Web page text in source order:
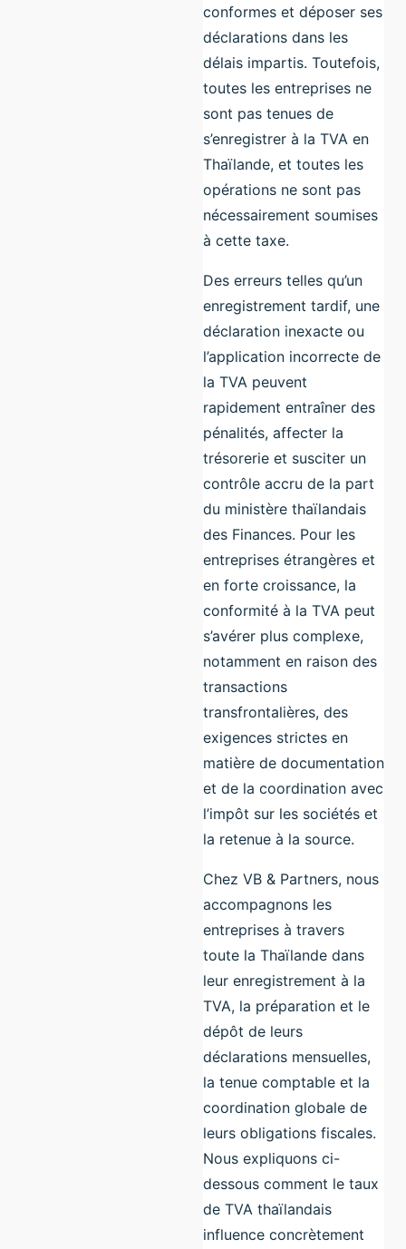
conformes et déposer ses
déclarations dans les
délais impartis. Toutefois,
toutes les entreprises ne
sont pas tenues de
s’enregistrer à la TVA en
Thaïlande, et toutes les
opérations ne sont pas
nécessairement soumises
à cette taxe.
Des erreurs telles qu’un
enregistrement tardif, une
déclaration inexacte ou
l’application incorrecte de
la TVA peuvent
rapidement entraîner des
pénalités, affecter la
trésorerie et susciter un
contrôle accru de la part
du ministère thaïlandais
des Finances. Pour les
entreprises étrangères et
en forte croissance, la
conformité à la TVA peut
s’avérer plus complexe,
notamment en raison des
transactions
transfrontalières, des
exigences strictes en
matière de documentation
et de la coordination avec
l’impôt sur les sociétés et
la retenue à la source.
Chez VB & Partners, nous
accompagnons les
entreprises à travers
toute la Thaïlande dans
leur enregistrement à la
TVA, la préparation et le
dépôt de leurs
déclarations mensuelles,
la tenue comptable et la
coordination globale de
leurs obligations fiscales.
Nous expliquons ci-
dessous comment le taux
de TVA thaïlandais
influence concrètement